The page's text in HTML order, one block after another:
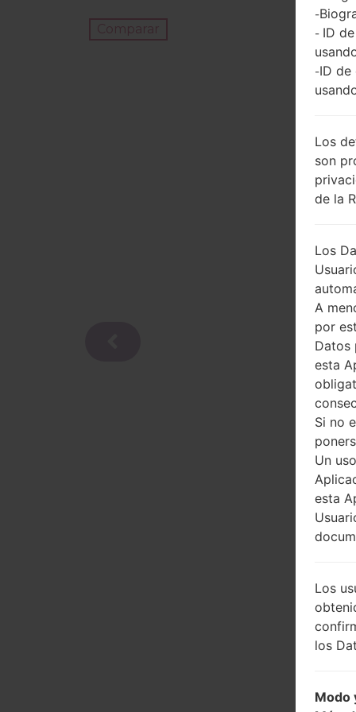
Comparar
-
- ID
-ID de
Los
son
de la
Los
A
por
Datos
esta
Si no
Un
esta
Los
los
Modo